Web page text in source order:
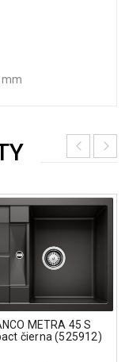
mm
METRA 45 S
čierna (525912)